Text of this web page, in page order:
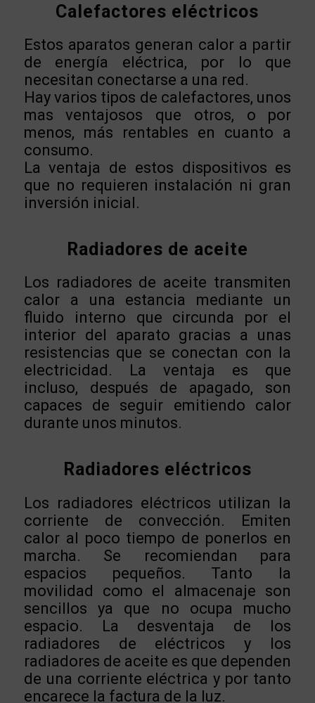
Calefactores eléctricos
Estos aparatos generan calor a partir
de energía eléctrica, por lo que
necesitan conectarse a una red.
Hay varios tipos de calefactores, unos
mas ventajosos que otros, o por
menos, más rentables en cuanto a
consumo.
La ventaja de estos dispositivos es
que no requieren instalación ni gran
inversión inicial.
Radiadores de aceite
Los radiadores de aceite transmiten
calor a una estancia mediante un
fluido interno que circunda por el
interior del aparato gracias a unas
resistencias que se conectan con la
electricidad. La ventaja es que
incluso, después de apagado, son
capaces de seguir emitiendo calor
durante unos minutos.
Radiadores eléctricos
Los radiadores eléctricos utilizan la
corriente de convección. Emiten
calor al poco tiempo de ponerlos en
marcha. Se recomiendan para
espacios pequeños. Tanto la
movilidad como el almacenaje son
sencillos ya que no ocupa mucho
espacio. La desventaja de los
radiadores de eléctricos y los
radiadores de aceite es que dependen
de una corriente eléctrica y por tanto
encarece la factura de la luz.